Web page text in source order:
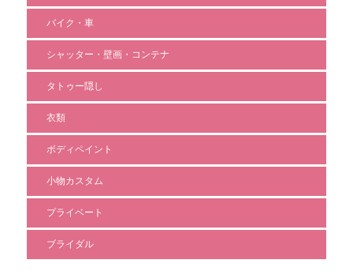
バイク・車
シャッター・壁画・コンテナ
タトゥー隠し
衣類
ボディペイント
小物カスタム
プライベート
ブライダル